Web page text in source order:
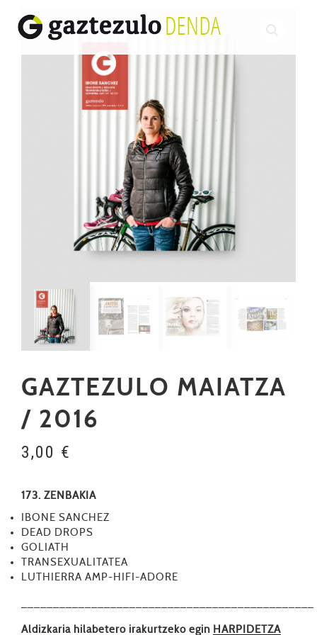
GAZTEZULO MAIATZA
/ 2016
3,00 €
173. ZENBAKIA
IBONE SANCHEZ
DEAD DROPS
GOLIATH
TRANSEXUALITATEA
LUTHIERRA AMP-HIFI-ADORE
––––––––––––––––––––––––––––––––––––––––––––––
Aldizkaria hilabetero irakurtzeko egin HARPIDETZA